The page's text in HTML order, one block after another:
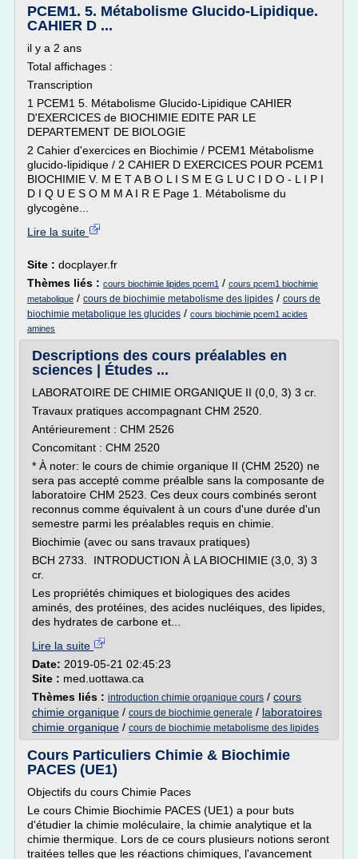
PCEM1. 5. Métabolisme Glucido-Lipidique.
CAHIER D ...
il y a 2 ans
Total affichages :
Transcription
1 PCEM1 5. Métabolisme Glucido-Lipidique CAHIER
D'EXERCICES de BIOCHIMIE EDITE PAR LE
DEPARTEMENT DE BIOLOGIE
2 Cahier d'exercices en Biochimie / PCEM1 Métabolisme
glucido-lipidique / 2 CAHIER D EXERCICES POUR PCEM1
BIOCHIMIE V. M E T A B O L I S M E G L U C I D O - L I P I
D I Q U E S O M M A I R E Page 1. Métabolisme du
glycogène...
Lire la suite
Site : docplayer.fr
Thèmes liés : cours biochimie lipides pcem1 / cours pcem1 biochimie
metabolique / cours de biochimie metabolisme des lipides / cours de
biochimie metabolique les glucides / cours biochimie pcem1 acides
amines
Descriptions des cours préalables en
sciences | Études ...
LABORATOIRE DE CHIMIE ORGANIQUE II (0,0, 3) 3 cr.
Travaux pratiques accompagnant CHM 2520.
Antérieurement : CHM 2526
Concomitant : CHM 2520
* À noter: le cours de chimie organique II (CHM 2520) ne
sera pas accepté comme préalble sans la composante de
laboratoire CHM 2523. Ces deux cours combinés seront
reconnus comme équivalent à un cours d'une durée d'un
semestre parmi les préalables requis en chimie.
Biochimie (avec ou sans travaux pratiques)
BCH 2733. INTRODUCTION À LA BIOCHIMIE (3,0, 3) 3
cr.
Les propriétés chimiques et biologiques des acides
aminés, des protéines, des acides nucléiques, des lipides,
des hydrates de carbone et...
Lire la suite
Date: 2019-05-21 02:45:23
Site : med.uottawa.ca
Thèmes liés : introduction chimie organique cours / cours
chimie organique / cours de biochimie generale / laboratoires
chimie organique / cours de biochimie metabolisme des lipides
Cours Particuliers Chimie & Biochimie
PACES (UE1)
Objectifs du cours Chimie Paces
Le cours Chimie Biochimie PACES (UE1) a pour buts
d'étudier la chimie moléculaire, la chimie analytique et la
chimie thermique. Lors de ce cours plusieurs notions seront
traitées telles que les réactions chimiques, l'avancement